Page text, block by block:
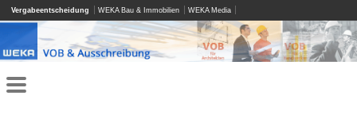
Vergabeentscheidung WEKA Bau & Immobilien WEKA Media